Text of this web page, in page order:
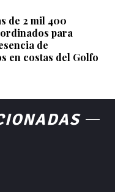
de 2 mil 400
para
de
en costas del Golfo